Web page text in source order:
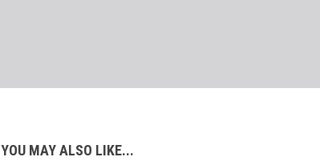
YOU MAY ALSO LIKE...